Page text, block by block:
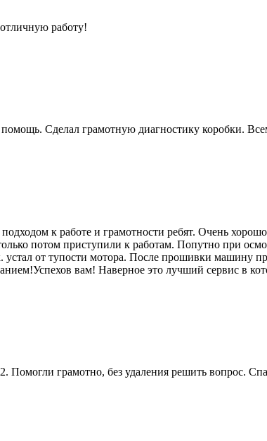
работу!
Сделал грамотную диагностику коробки.
к работе и грамотности ребят. Очень
потом приступили к работам. Попутно при
от тупости мотора. После прошивки машину
вам! Наверное это лучший сервис в
грамотно, без удаления решить вопрос.